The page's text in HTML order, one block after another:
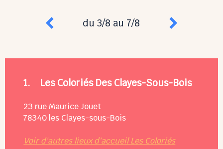
du 3/8 au 7/8
1. Les Coloriés Des Clayes-Sous-Bois
23 rue Maurice Jouet
78340 les Clayes-sous-Bois
Voir d'autres lieux d'accueil Les Coloriés